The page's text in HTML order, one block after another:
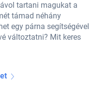
tartani magukat a
támad néhány
egy párna segítségével
változtatni? Mit keres